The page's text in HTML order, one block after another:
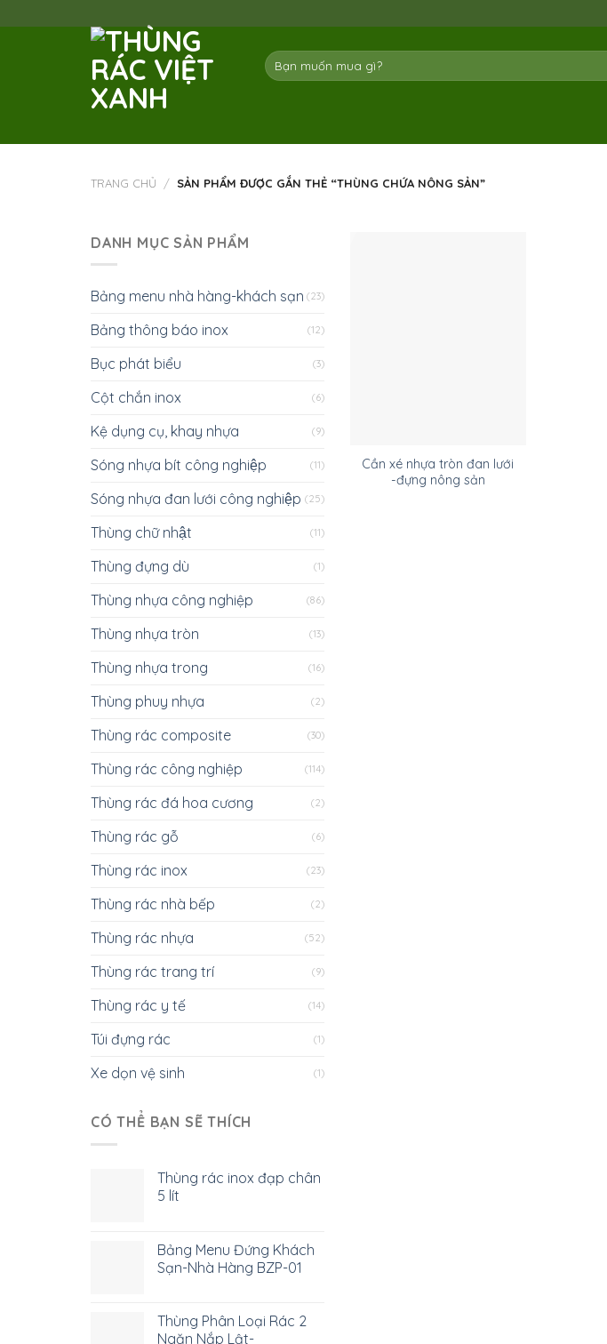
to
Tìm
kiếm:
TRANG CHỦ / SẢN PHẨM ĐƯỢC GẮN THẺ “THÙNG CHỨA NÔNG SẢN”
DANH MỤC SẢN PHẨM
Bảng menu nhà hàng-khách sạn (23)
Bảng thông báo inox (12)
Bục phát biểu (3)
Cột chắn inox (6)
Kệ dụng cụ, khay nhựa (9)
Sóng nhựa bít công nghiệp (11)
Sóng nhựa đan lưới công nghiệp (25)
Thùng chữ nhật (11)
Thùng đựng dù (1)
Thùng nhựa công nghiệp (86)
Thùng nhựa tròn (13)
Thùng nhựa trong (16)
Thùng phuy nhựa (2)
Thùng rác composite (30)
Thùng rác công nghiệp (114)
Thùng rác đá hoa cương (2)
Thùng rác gỗ (6)
Thùng rác inox (23)
Thùng rác nhà bếp (2)
Thùng rác nhựa (52)
Thùng rác trang trí (9)
Thùng rác y tế (14)
Túi đựng rác (1)
Xe dọn vệ sinh (1)
CÓ THỂ BẠN SẼ THÍCH
Thùng rác inox đạp chân
5 lít
Bảng Menu Đứng Khách
Sạn-Nhà Hàng BZP-01
Thùng Phân Loại Rác 2
Ngăn Nắp Lật-
Cần xé nhựa tròn đan lưới
-đựng nông sản